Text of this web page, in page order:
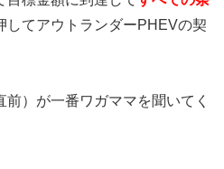
してアウトランダーPHEVの契
前）が一番ワガママを聞いてく